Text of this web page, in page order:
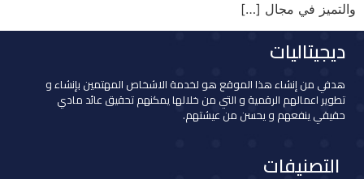
والتميز في مجال […]
ديجيتاليات
هدفي من إنشاء هذا الموقع هو لخدمة الاشخاص المهتمين بإنشاء و
تطوير اعمالهم الرقمية و التي من خلالها يمكنهم تحقيق عائد مادي
حقيقي ينفعهم و يحسن من عيشتهم.
التصنيفات